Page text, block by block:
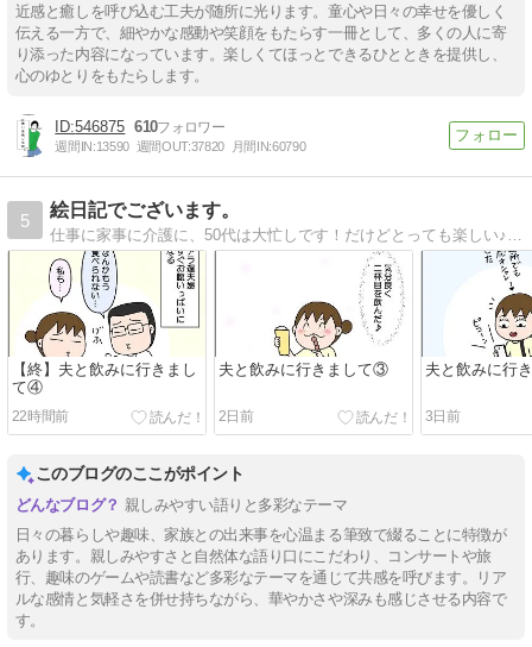
近感と癒しを呼び込む工夫が随所に光ります。童心や日々の幸せを優しく
伝える一方で、細やかな感動や笑顔をもたらす一冊として、多くの人に寄
り添った内容になっています。楽しくてほっとできるひとときを提供し、
心のゆとりをもたらします。
546875 610
週間IN:13590 週間OUT:37820 月間IN:60790
5
絵日記でございます。
【終】夫と飲みに行きまし
て④
22時間前
夫と飲みに行きまして③
2日前
夫と飲みに行
3日前
このブログのここがポイント
親しみやすい語りと多彩なテーマ
日々の暮らしや趣味、家族との出来事を心温まる筆致で綴ることに特徴が
あります。親しみやすさと自然体な語り口にこだわり、コンサートや旅
行、趣味のゲームや読書など多彩なテーマを通じて共感を呼びます。リア
ルな感情と気軽さを併せ持ちながら、華やかさや深みも感じさせる内容で
す。